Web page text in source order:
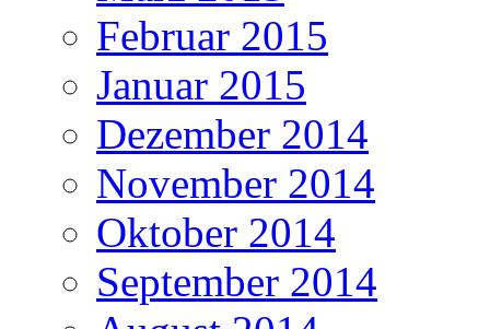
Februar 2015
Januar 2015
Dezember 2014
November 2014
Oktober 2014
September 2014